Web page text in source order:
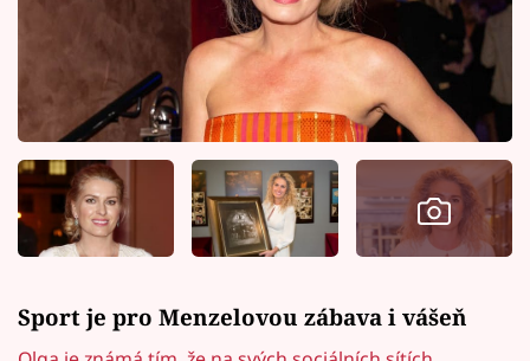
Sport je pro Menzelovou zábava i vášeň